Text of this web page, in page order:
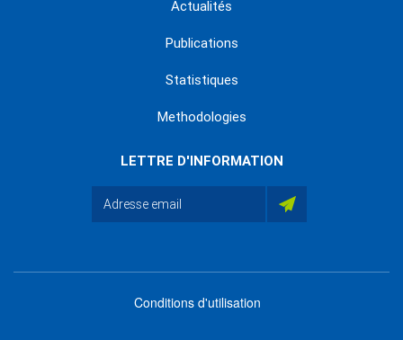
Actualités
Publications
Statistiques
Methodologies
LETTRE D'INFORMATION
Conditions d'utilisation